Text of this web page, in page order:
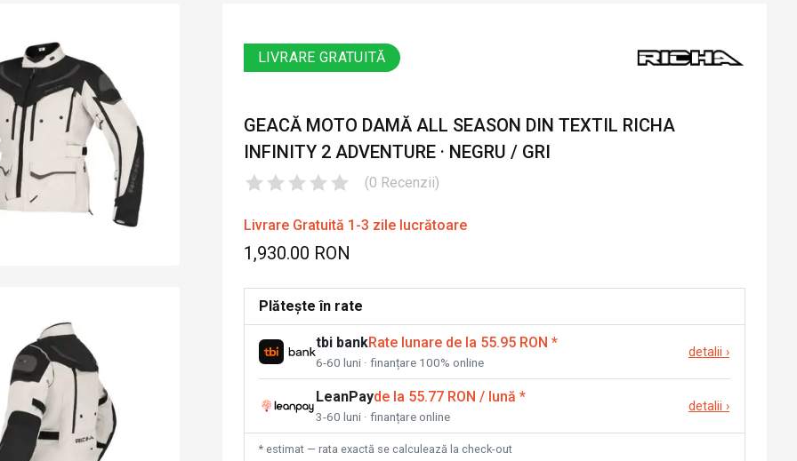
LIVRARE GRATUITĂ
GEACĂ MOTO DAMĂ ALL SEASON DIN TEXTIL RICHA
INFINITY 2 ADVENTURE · NEGRU / GRI
(0 Recenzii)
Livrare Gratuită 1-3 zile lucrătoare
1,930.00 RON
Plătește în rate
tbi bankRate lunare de la 55.95 RON *
6-60 luni · finanțare 100% online
detalii ›
LeanPayde la 55.77 RON / lună *
3-60 luni · finanțare online
detalii ›
* estimat — rata exactă se calculează la check-out